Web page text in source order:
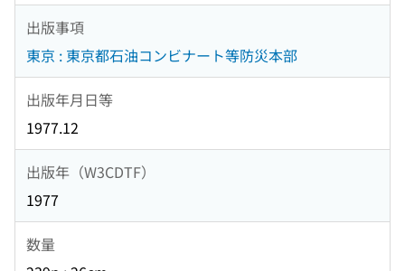
出版事項
東京 : 東京都石油コンビナート等防災本部
出版年月日等
1977.12
出版年（W3CDTF）
1977
数量